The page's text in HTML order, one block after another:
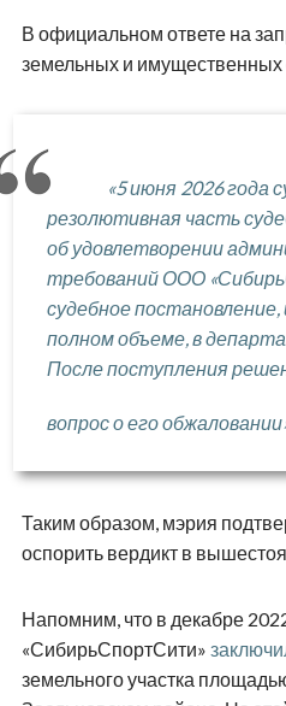
В официальном ответе на
земельных и
«5 июня 2026 года
резолютивная часть
об удовлетворении
требований ООО
судебное постановление,
полном объеме, в
После поступления
вопрос о его
Таким образом, мэрия
оспорить вердикт в
Напомним, что в декабре
«СибирьСпортСити»
земельного участка